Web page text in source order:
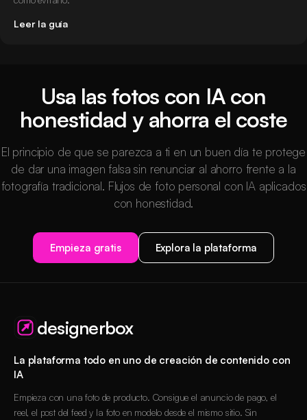
Leer la guía
Usa las fotos con IA con
honestidad y ahorra el coste
El principio de que se parezca a ti en un buen día te protege
de dar una imagen falsa sin renunciar al ahorro frente a la
fotografía tradicional. Flujos de foto personal con IA aplicados
con honestidad.
Empieza gratis Explora la plataforma
designerbox
La plataforma todo en uno de creación de contenido con
IA
Empieza con una foto de producto. Consigue el anuncio de pago, el
reel, el post del feed y la foto en modelo desde el mismo sitio. Sin